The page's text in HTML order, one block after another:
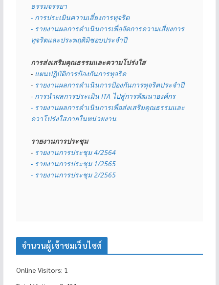
ธรรมจรรยา
- การประเมินความเสี่ยงการทุจริต
- รายงานผลการดำเนินการเพื่อจัดการความเสี่ยงการ
ทุจริตและประพฤติมิชอบประจำปี
การส่งเสริมคุณธรรมและความโปร่งใส
- แผนปฏิบัติการป้องกันการทุจริต
- รายงานผลการดำเนินการป้องกันการทุจริตประจำปี
- การนำผลการประเมิน ITA ไปสู่การพัฒนาองค์กร
- รายงานผลการดำเนินการเพื่อส่งเสริมคุณธรรมและ
ควาโปร่งใสภายในหน่วยงาน
รายงานการประชุม
- รายงานการประชุม 4/2564
- รายงานการประชุม 1/2565
- รายงานการประชุม 2/2565
จำนวนผู้เข้าชมเว็บไซต์
Online Visitors: 1